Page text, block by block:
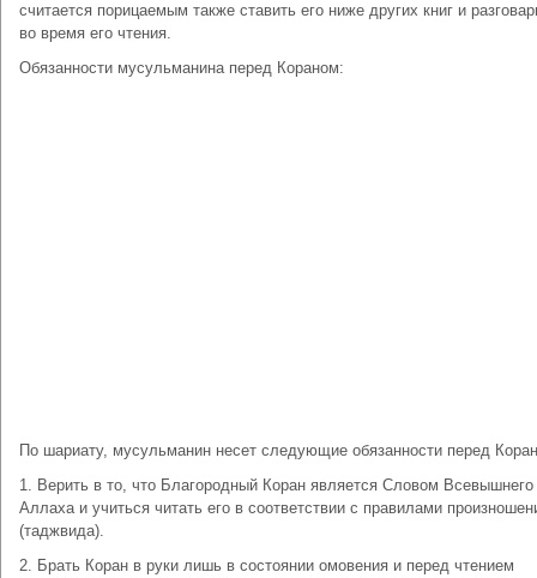
считается порицаемым также ставить его ниже других книг и
во время его чтения.
Обязанности мусульманина перед Кораном:
По шариату, мусульманин несет следующие обязанности перед
1. Верить в то, что Благородный Коран является Словом Всевышнего
Аллаха и учиться читать его в соответствии с правилами
(таджвида).
2. Брать Коран в руки лишь в состоянии омовения и перед чтением